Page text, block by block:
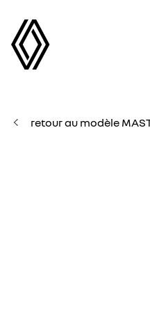
retour au modèle